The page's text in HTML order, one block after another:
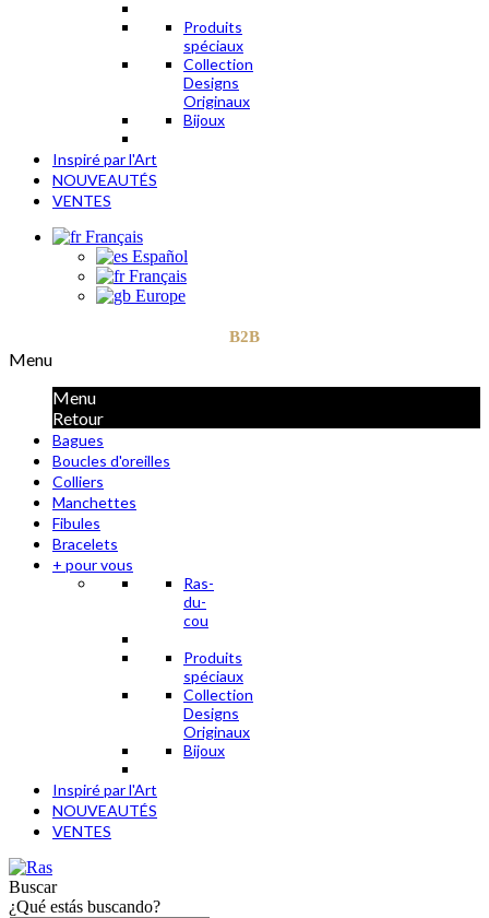
Produits
spéciaux
Collection
Designs
Originaux
Bijoux
Inspiré par l'Art
NOUVEAUTÉS
VENTES
Français
Español
Français
Europe
B2B
Menu
Menu
Retour
Bagues
Boucles d'oreilles
Colliers
Manchettes
Fibules
Bracelets
+ pour vous
Ras-
du-
cou
Produits
spéciaux
Collection
Designs
Originaux
Bijoux
Inspiré par l'Art
NOUVEAUTÉS
VENTES
Buscar
¿Qué estás buscando?